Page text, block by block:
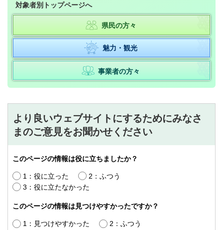
対象者別トップページへ
県民の方々
魅力・観光
事業者の方々
より良いウェブサイトにするためにみなさ
まのご意見をお聞かせください
このページの情報は役に立ちましたか？
1：役に立った
2：ふつう
3：役に立たなかった
このページの情報は見つけやすかったですか？
1：見つけやすかった
2：ふつう